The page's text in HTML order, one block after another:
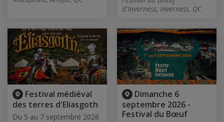
d'Inverness, Inverness, QC
Festival médiéval
des terres d'Eliasgoth
Du 5 au 7 septembre 2026
Dimanche 6
septembre 2026 -
Festival du Bœuf